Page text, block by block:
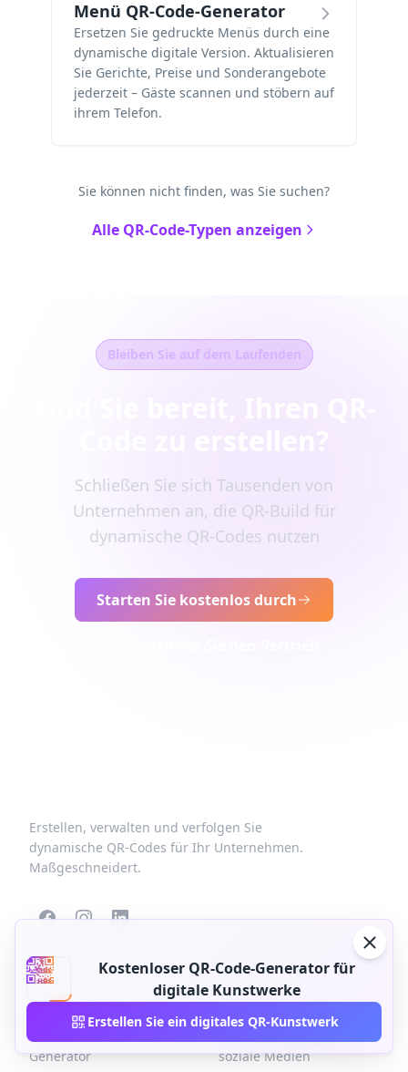
Menü QR-Code-Generator
Ersetzen Sie gedruckte Menüs durch eine
dynamische digitale Version. Aktualisieren
Sie Gerichte, Preise und Sonderangebote
jederzeit – Gäste scannen und stöbern auf
ihrem Telefon.
Sie können nicht finden, was Sie suchen?
Alle QR-Code-Typen anzeigen
Kostenloser QR-Code-Generator für
digitale Kunstwerke
Erstellen Sie ein digitales QR-Kunstwerk
Bleiben Sie auf dem Laufenden
Schließen Sie sich Tausenden von
Unternehmen an, die QR-Build für
dynamische QR-Codes nutzen
Starten Sie kostenlos durch
Erstellen, verwalten und verfolgen Sie
dynamische QR-Codes für Ihr Unternehmen.
Maßgeschneidert.
BELIEBTE QR-CODES
QR-Code-Generatoren
VCard-QR-Code-
Generator
WEITERE TYPEN
QR-Code-Generator für
soziale Medien